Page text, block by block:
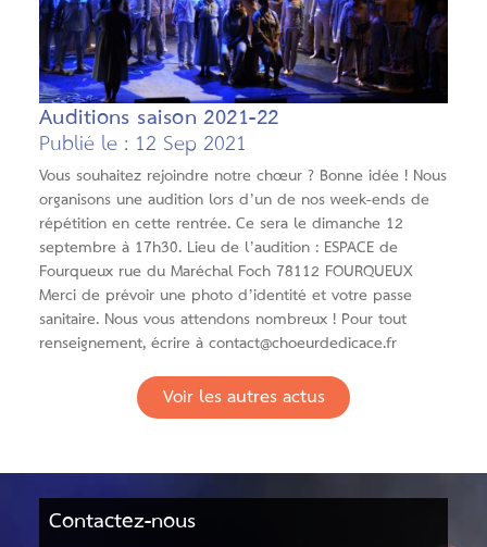
Auditions saison 2021-22
Publié le : 12 Sep 2021
Vous souhaitez rejoindre notre chœur ? Bonne idée ! Nous
organisons une audition lors d’un de nos week-ends de
répétition en cette rentrée. Ce sera le dimanche 12
septembre à 17h30. Lieu de l’audition : ESPACE de
Fourqueux rue du Maréchal Foch 78112 FOURQUEUX
Merci de prévoir une photo d’identité et votre passe
sanitaire. Nous vous attendons nombreux ! Pour tout
renseignement, écrire à contact@choeurdedicace.fr
Voir les autres actus
Contactez-nous